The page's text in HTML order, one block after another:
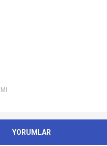
YORUMLAR